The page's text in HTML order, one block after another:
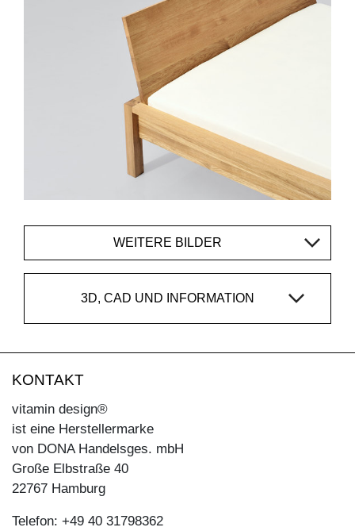
WEITERE BILDER
3D, CAD UND INFORMATION
KONTAKT
vitamin design®
ist eine Herstellermarke
von DONA Handelsges. mbH
Große Elbstraße 40
22767 Hamburg
Telefon: +49 40 31798362